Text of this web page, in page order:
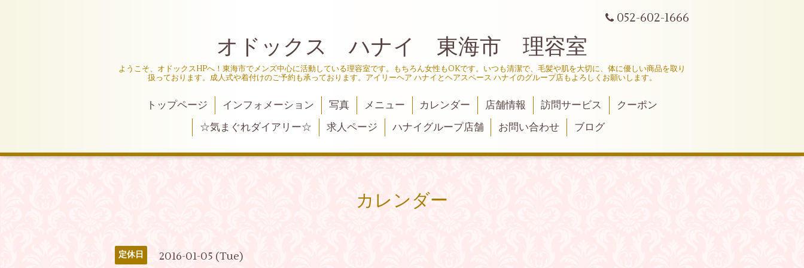
052-602-1666
オドックス ハナイ 東海市 理容室
ようこそ、オドックスHPへ！東海市でメンズ中心に活動している理容室です。もちろん女性もOKです。いつも清潔で、毛髪や肌を大切に、体に優しい商品を取り
扱っております。成人式や着付けのご予約も承っております。アイリーヘア ハナイとヘアスペース ハナイのグループ店もよろしくお願いします。
トップページ インフォメーション 写真 メニュー カレンダー 店舗情報 訪問サービス
クーポン
☆気まぐれダイアリー☆
求人ページ ハナイグループ店舗 お問い合わせ ブログ
カレンダー
定休日 2016-01-05 (Tue)